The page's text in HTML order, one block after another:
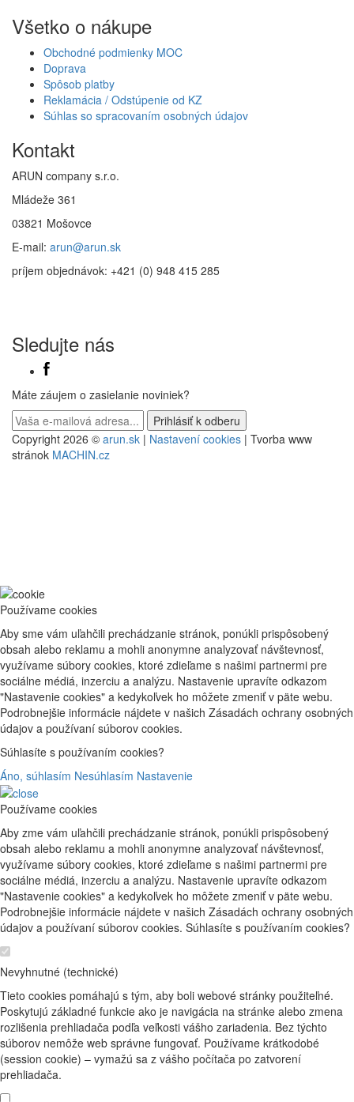
Všetko o nákupe
Obchodné podmienky MOC
Doprava
Spôsob platby
Reklamácia / Odstúpenie od KZ
Súhlas so spracovaním osobných údajov
Kontakt
ARUN company s.r.o.
Mládeže 361
03821 Mošovce
E-mail: arun@arun.sk
príjem objednávok: +421 (0) 948 415 285
Sledujte nás
Máte záujem o zasielanie noviniek?
Copyright 2026 © arun.sk | Nastavení cookies | Tvorba www
stránok MACHIN.cz
Používame cookies
Aby sme vám uľahčili prechádzanie stránok, ponúkli prispôsobený
obsah alebo reklamu a mohli anonymne analyzovať návštevnosť,
využívame súbory cookies, ktoré zdieľame s našimi partnermi pre
sociálne médiá, inzerciu a analýzu. Nastavenie upravíte odkazom
"Nastavenie cookies" a kedykoľvek ho môžete zmeniť v päte webu.
Podrobnejšie informácie nájdete v našich Zásadách ochrany osobných
údajov a používaní súborov cookies.
Súhlasíte s používaním cookies?
Áno, súhlasím Nesúhlasím Nastavenie
Používame cookies
Aby zme vám uľahčili prechádzanie stránok, ponúkli prispôsobený
obsah alebo reklamu a mohli anonymne analyzovať návštevnosť,
využívame súbory cookies, ktoré zdieľame s našimi partnermi pre
sociálne médiá, inzerciu a analýzu. Nastavenie upravíte odkazom
"Nastavenie cookies" a kedykoľvek ho môžete zmeniť v päte webu.
Podrobnejšie informácie nájdete v našich Zásadách ochrany osobných
údajov a používaní súborov cookies. Súhlasíte s používaním cookies?
Nevyhnutné (technické)
Tieto cookies pomáhajú s tým, aby boli webové stránky použiteľné.
Poskytujú základné funkcie ako je navigácia na stránke alebo zmena
rozlišenia prehliadača podľa veľkosti vášho zariadenia. Bez týchto
súborov nemôže web správne fungovať. Používame krátkodobé
(session cookie) – vymažú sa z vášho počítača po zatvorení
prehliadača.